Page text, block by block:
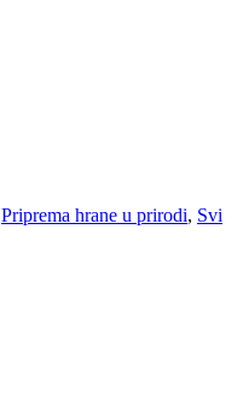
Priprema hrane u prirodi, Svi